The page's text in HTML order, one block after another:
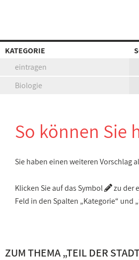
KATEGORIE
eintragen
Biologie
So können Sie
Sie haben einen weiteren Vorschlag
Klicken Sie auf das Symbol
zu der
Feld in den Spalten „Kategorie“
ZUM THEMA „TEIL DER